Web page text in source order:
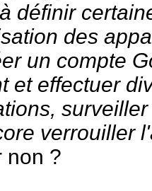
définir
des
un compte
et effectuer
verrouiller
non ?